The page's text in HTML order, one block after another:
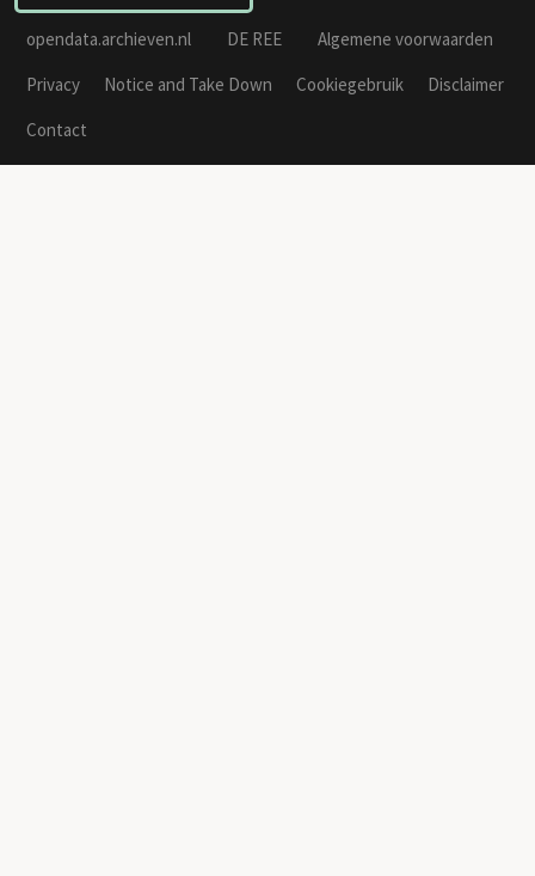
opendata.archieven.nl DE REE
Algemene voorwaarden
Privacy
Notice and Take Down Cookiegebruik
Disclaimer
Contact